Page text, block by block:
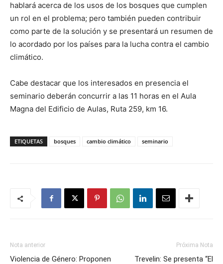
hablará acerca de los usos de los bosques que cumplen
un rol en el problema; pero también pueden contribuir
como parte de la solución y se presentará un resumen de
lo acordado por los países para la lucha contra el cambio
climático.
Cabe destacar que los interesados en presencia el
seminario deberán concurrir a las 11 horas en el Aula
Magna del Edificio de Aulas, Ruta 259, km 16.
ETIQUETAS bosques cambio climático seminario
Nota anterior
Violencia de Género: Proponen
Próxima Nota
Trevelin: Se presenta “El